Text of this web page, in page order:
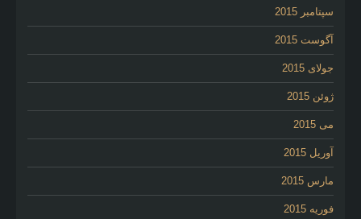
سپتامبر 2015
آگوست 2015
جولای 2015
ژوئن 2015
می 2015
آوریل 2015
مارس 2015
فوریه 2015